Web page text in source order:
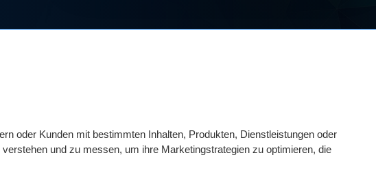
oder Kunden mit bestimmten Inhalten, Produkten, Dienstleistungen oder
und zu messen, um ihre Marketingstrategien zu optimieren, die